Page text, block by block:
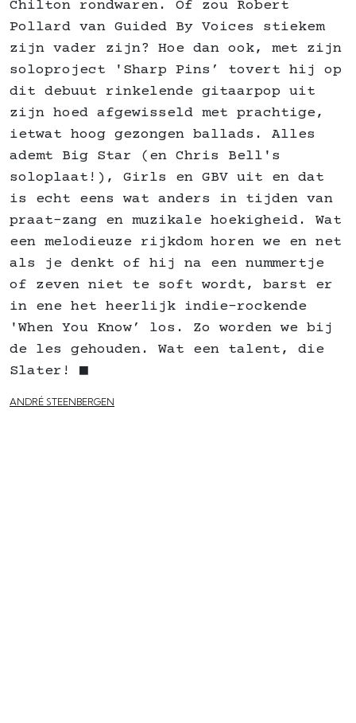
Chilton rondwaren. Of zou Robert
Pollard van Guided By Voices stiekem
zijn vader zijn? Hoe dan ook, met zijn
soloproject 'Sharp Pins’ tovert hij op
dit debuut rinkelende gitaarpop uit
zijn hoed afgewisseld met prachtige,
ietwat hoog gezongen ballads. Alles
ademt Big Star (en Chris Bell's
soloplaat!), Girls en GBV uit en dat
is echt eens wat anders in tijden van
praat-zang en muzikale hoekigheid. Wat
een melodieuze rijkdom horen we en net
als je denkt of hij na een nummertje
of zeven niet te soft wordt, barst er
in ene het heerlijk indie-rockende
'When You Know’ los. Zo worden we bij
de les gehouden. Wat een talent, die
Slater! ■
ANDRÉ STEENBERGEN